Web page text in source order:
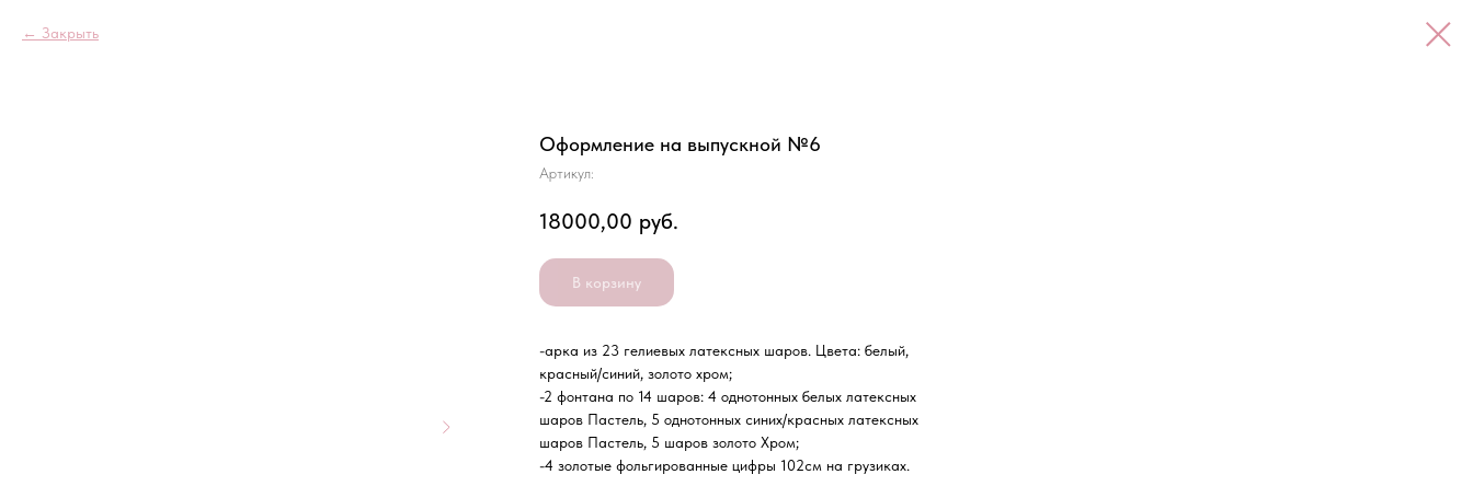
Закрыть
Оформление на выпускной №6
Артикул:
18000,00 руб.
В корзину
-арка из 23 гелиевых латексных шаров. Цвета: белый,
красный/синий, золото хром;
-2 фонтана по 14 шаров: 4 однотонных белых латексных
шаров Пастель, 5 однотонных синих/красных латексных
шаров Пастель, 5 шаров золото Хром;
-4 золотые фольгированные цифры 102см на грузиках.